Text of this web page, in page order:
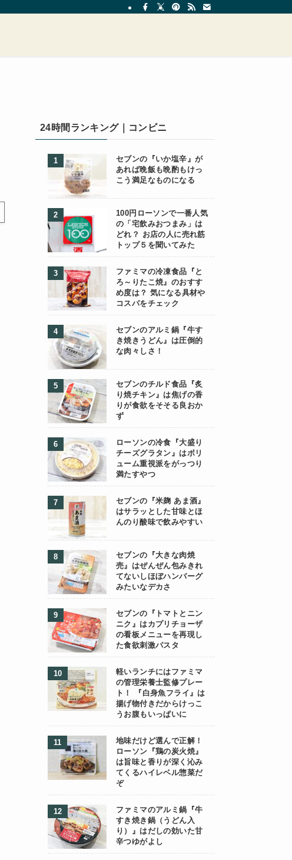
24時間ランキング｜コンビニ
セブンの『いか塩辛』が
あれば晩飯も晩酌もけっ
こう満足なものになる
100円ローソンで一番人気
の「宅飲みおつまみ」は
どれ？ お店の人に売れ筋
トップ５を聞いてみた
ファミマの冷凍食品『と
ろ～りたこ焼』のおすす
め度は？ 気になる具材や
コスパをチェック
セブンのアルミ鍋『牛す
き焼きうどん』は圧倒的
な肉々しさ！
セブンのチルド食品『炙
り焼チキン』は焦げの香
りが食欲をそそる良おか
ず
ローソンの冷食『大盛り
チーズグラタン』はボリ
ューム重視派をがっつり
満たすやつ
セブンの『米麹 あま酒』
はサラッとした甘味とほ
んのり酸味で飲みやすい
セブンの『大きな肉焼
売』はぜんぜん包みきれ
てないしほぼハンバーグ
みたいなデカさ
セブンの『トマトとニン
ニク』はカプリチョーザ
の看板メニューを再現し
た食欲刺激パスタ
軽いランチにはファミマ
の管理栄養士監修プレー
ト！ 『白身魚フライ』は
揚げ物付きだからけっこ
うお腹もいっぱいに
地味だけど選んで正解！
ローソン『鶏の炭火焼』
は旨味と香りが深く沁み
てくるハイレベル惣菜だ
ぞ
ファミマのアルミ鍋『牛
すき焼き鍋（うどん入
り）』はだしの効いた甘
辛つゆがよし